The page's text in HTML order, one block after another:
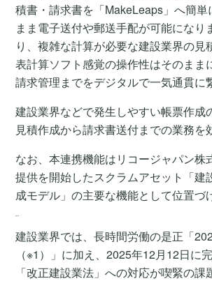
積書・請求書を「MakeLeaps」へ簡
まま電子送付や郵送手配が可能になり
り、複雑な計算が必要な建設業界の見
表計算ソフト感覚の操作性はそのまま
請求管理までをデジタルで一気通貫に
建設業界などで発生しやすい帳票作成
見積作成から請求書送付までの業務を
なお、本連携機能はリコージャパン株
提供を開始したスクラムアセット「建
成モデル」の主要な機能として位置づ
建設業界では、長時間労働の是正「
（※1）」に加え、2025年12月12日に
「改正建設業法」への対応が喫緊の課